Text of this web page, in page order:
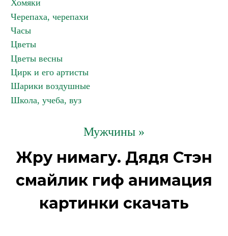
Хомяки
Черепаха, черепахи
Часы
Цветы
Цветы весны
Цирк и его артисты
Шарики воздушные
Школа, учеба, вуз
Мужчины »
Жру нимагу. Дядя Стэн
смайлик гиф анимация
картинки скачать